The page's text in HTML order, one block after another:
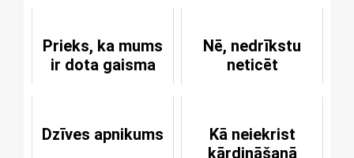
Prieks, ka mums
ir dota gaisma
Nē, nedrīkstu
neticēt
Dzīves apnikums
Kā neiekrist
kārdināšanā